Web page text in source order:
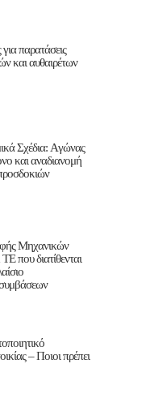
παρατάσεις
και αυθαιρέτων
Σχέδια: Aγώνας
και αναδιανομή
Μηχανικών
που διατίθενται
– Ποιοι πρέπει